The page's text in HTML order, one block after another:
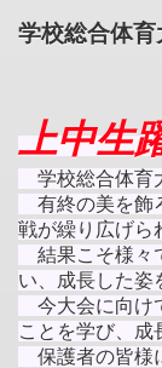
学校総合体
上中生
学校総合体育
有終の美を飾
戦が繰り広げら
結果こそ様々
い、成長した姿
今大会に向け
ことを学び、成
保護者の皆様